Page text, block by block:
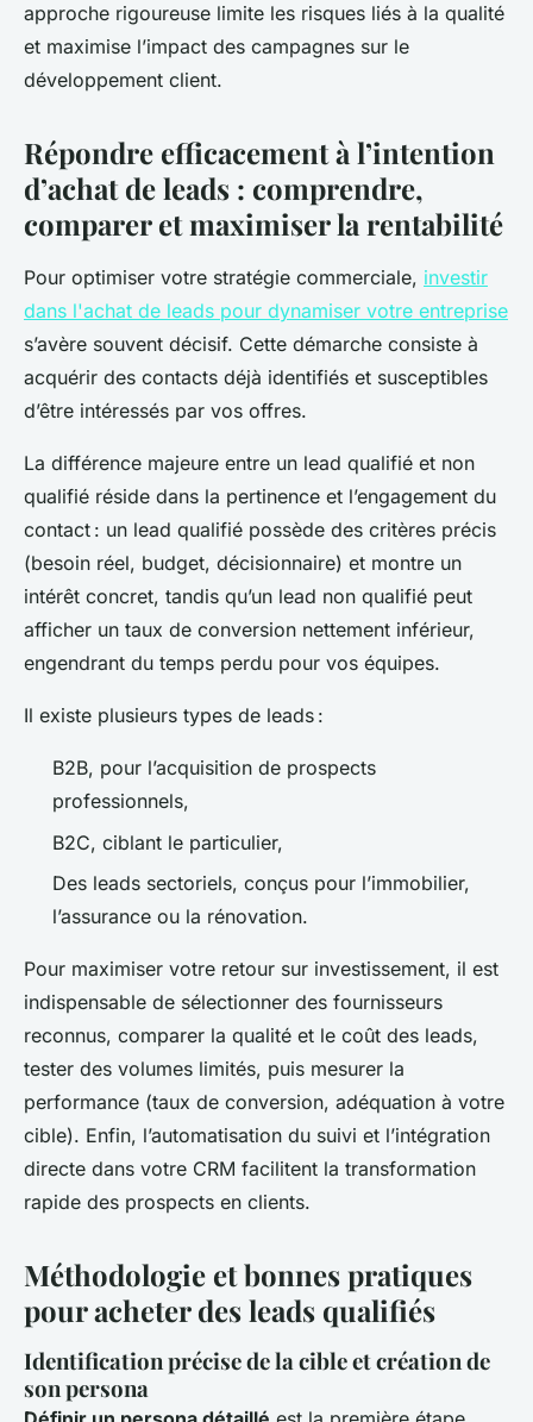
approche rigoureuse limite les risques liés à la qualité
et maximise l’impact des campagnes sur le
développement client.
Répondre efficacement à l’intention
d’achat de leads : comprendre,
comparer et maximiser la rentabilité
Pour optimiser votre stratégie commerciale, investir
dans l'achat de leads pour dynamiser votre entreprise
s’avère souvent décisif. Cette démarche consiste à
acquérir des contacts déjà identifiés et susceptibles
d’être intéressés par vos offres.
La différence majeure entre un lead qualifié et non
qualifié réside dans la pertinence et l’engagement du
contact : un lead qualifié possède des critères précis
(besoin réel, budget, décisionnaire) et montre un
intérêt concret, tandis qu’un lead non qualifié peut
afficher un taux de conversion nettement inférieur,
engendrant du temps perdu pour vos équipes.
Il existe plusieurs types de leads :
B2B, pour l’acquisition de prospects
professionnels,
B2C, ciblant le particulier,
Des leads sectoriels, conçus pour l’immobilier,
l’assurance ou la rénovation.
Pour maximiser votre retour sur investissement, il est
indispensable de sélectionner des fournisseurs
reconnus, comparer la qualité et le coût des leads,
tester des volumes limités, puis mesurer la
performance (taux de conversion, adéquation à votre
cible). Enfin, l’automatisation du suivi et l’intégration
directe dans votre CRM facilitent la transformation
rapide des prospects en clients.
Méthodologie et bonnes pratiques
pour acheter des leads qualifiés
Identification précise de la cible et création de
son persona